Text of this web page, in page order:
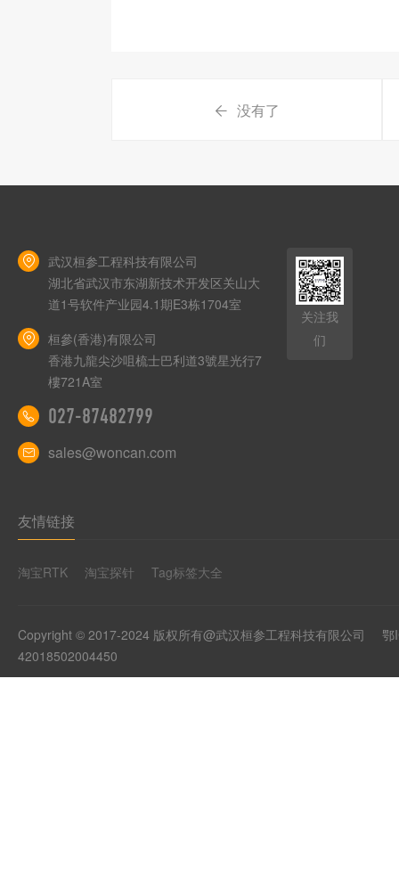
没有了
武汉桓参工程科技有限公司
湖北省武汉市东湖新技术开发区关山大
道1号软件产业园4.1期E3栋1704室
桓參(香港)有限公司
香港九龍尖沙咀梳士巴利道3號星光行7
樓721A室
027-87482799
sales@woncan.com
关注我
们
友情链接
淘宝RTK 淘宝探针 Tag标签大全
Copyright © 2017-2024 版权所有@武汉桓参工程科技有限公司
鄂
42018502004450